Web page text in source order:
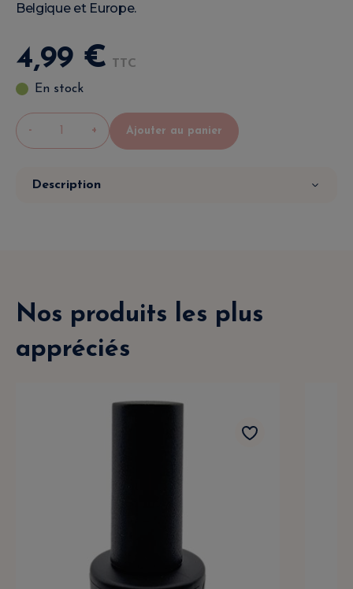
Belgique et Europe.
4,99 € TTC
En stock
- + Ajouter au panier
Description
Nos produits les plus
appréciés